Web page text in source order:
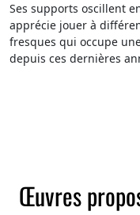
Ses supports oscillent
apprécie jouer à
fresques qui occupe
depuis ces dernières
Œuvres